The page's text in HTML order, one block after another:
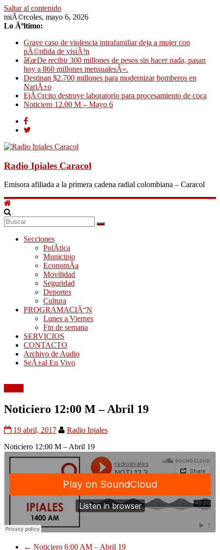
Saltar al contenido
miÃ©rcoles, mayo 6, 2026
Lo Ãºltimo:
Grave caso de violencia intrafamiliar deja a mujer con
pÃ©rdida de visiÃ³n
â€œDe recibir 300 millones de pesos sin hacer nada, pasan
hoy a 860 millones mensualesÂ».
Destinan $2.700 millones para modernizar bomberos en
NariÃ±o
EjÃ©rcito destruye laboratorio para procesamiento de coca
Noticiero 12.00 M – Mayo 6
Radio Ipiales Caracol
Emisora afiliada a la primera cadena radial colombiana – Caracol
Secciones
PolÃ­tica
Municipio
EconomÃ­a
Movilidad
Seguridad
Deportes
Cultura
PROGRAMACIÃ“N
Lunes a Viernes
Fin de semana
SERVICIOS
CONTACTO
Archivo de Audio
SeÃ±al En Vivo
Noticiero 12:00 M – Abril 19
19 abril, 2017
Radio Ipiales
Noticiero 12:00 M – Abril 19
← Noticiero 6:00 AM – Abril 19